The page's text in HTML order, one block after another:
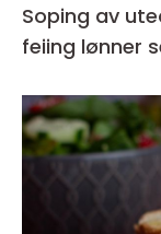
Soping av
feiing lønner